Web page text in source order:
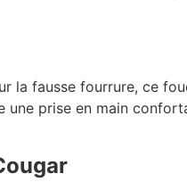
la fausse fourrure, ce
une prise en main